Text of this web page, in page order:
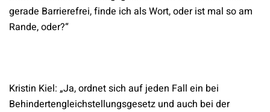
gerade Barrierefrei, finde ich als Wort, oder ist mal so am
Rande, oder?“
Kristin Kiel: „Ja, ordnet sich auf jeden Fall ein bei
Behindertengleichstellungsgesetz und auch bei der